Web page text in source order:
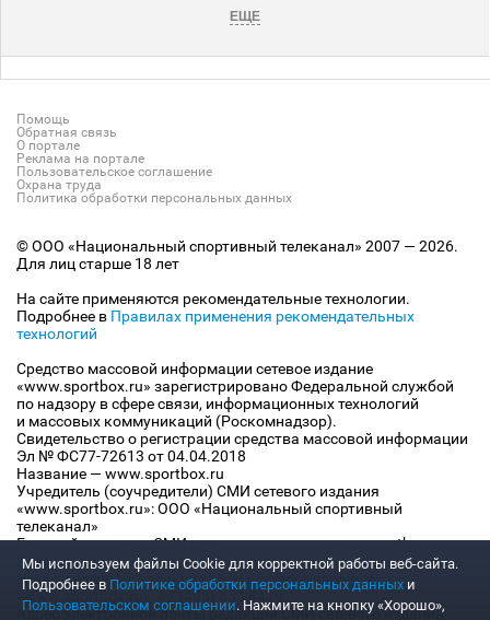
ЕЩЕ
Помощь
Обратная связь
О портале
Реклама на портале
Пользовательское соглашение
Охрана труда
Политика обработки персональных данных
© ООО «Национальный спортивный телеканал» 2007 — 2026.
Для лиц старше 18 лет
На сайте применяются рекомендательные технологии.
Подробнее в Правилах применения рекомендательных
технологий
Средство массовой информации сетевое издание
«www.sportbox.ru» зарегистрировано Федеральной службой
по надзору в сфере связи, информационных технологий
и массовых коммуникаций (Роскомнадзор).
Свидетельство о регистрации средства массовой информации
Эл № ФС77-72613 от 04.04.2018
Название — www.sportbox.ru
Учредитель (соучредители) СМИ сетевого издания
«www.sportbox.ru»: ООО «Национальный спортивный
телеканал»
Главный редактор СМИ сетевого издания «www.sportbox.ru»:
Конов В.А.
Номер телефона редакции СМИ сетевого издания
«www.sportbox.ru»: +7 (495) 653 8419
Адрес электронной почты редакции СМИ сетевого издания
Мы используем файлы Сookie для корректной работы веб-сайта.
Подробнее в Политике обработки персональных данных и
Пользовательском соглашении. Нажмите на кнопку «Хорошо»,